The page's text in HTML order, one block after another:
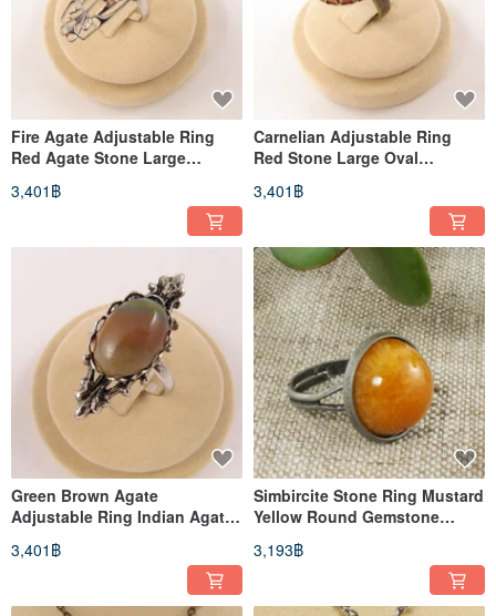
Fire Agate Adjustable Ring
Red Agate Stone Large
3,401฿
Carnelian Adjustable Ring
Red Stone Large Oval
Jewelry
3,401฿
Green Brown Agate
Adjustable Ring Indian Agate
Jewelry
3,401฿
Simbircite Stone Ring Mustard
Yellow Round Gemstone
3,193฿